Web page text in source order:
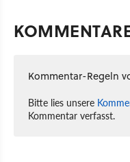
Kommentar-Regeln
Bitte lies unsere
Kommentar verfasst.